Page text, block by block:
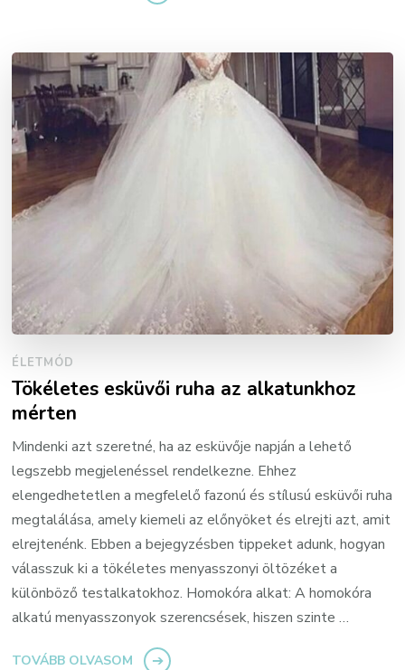
ÉLETMÓD
Tökéletes esküvői ruha az alkatunkhoz
mérten
Mindenki azt szeretné, ha az esküvője napján a lehető
legszebb megjelenéssel rendelkezne. Ehhez
elengedhetetlen a megfelelő fazonú és stílusú esküvői ruha
megtalálása, amely kiemeli az előnyöket és elrejti azt, amit
elrejtenénk. Ebben a bejegyzésben tippeket adunk, hogyan
válasszuk ki a tökéletes menyasszonyi öltözéket a
különböző testalkatokhoz. Homokóra alkat: A homokóra
alkatú menyasszonyok szerencsések, hiszen szinte …
TOVÁBB OLVASOM